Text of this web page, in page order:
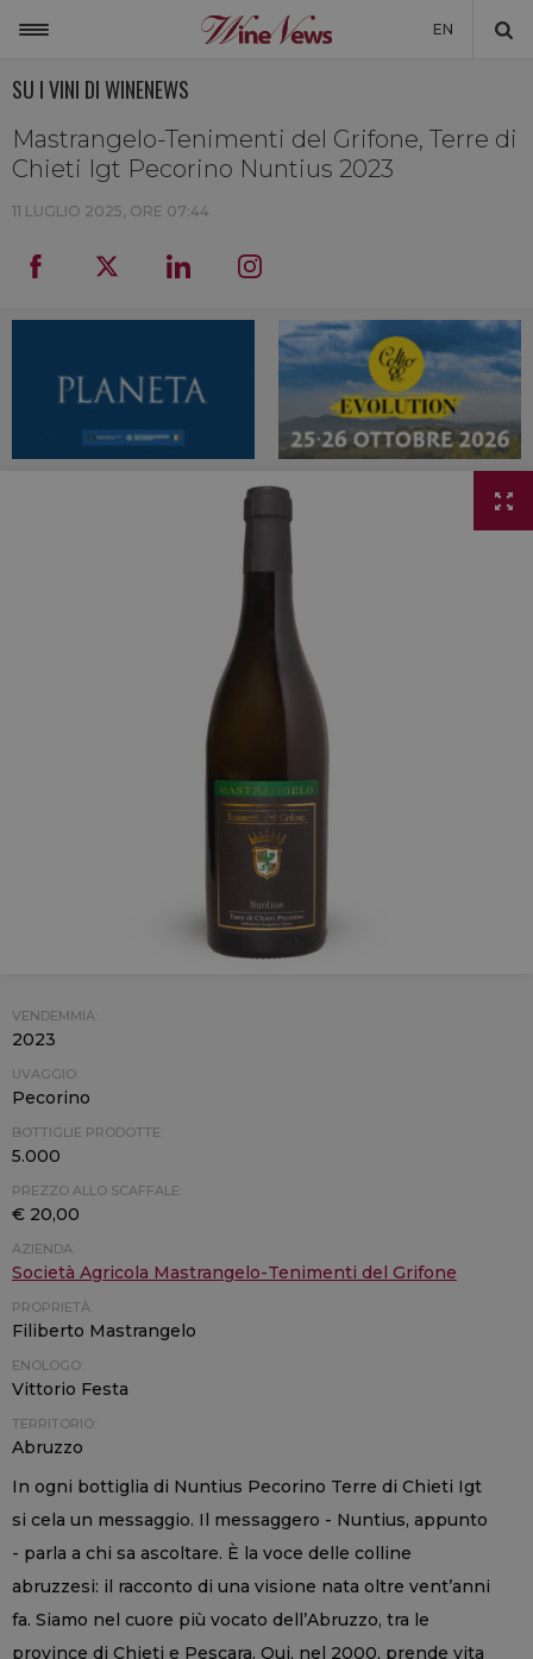
EN
MONDO
NON SOLO VINO
LA CANTINA DI WINENEWS
DICONO DI NOI
WINENEWS TV
SU I VINI DI WINENEWS
Mastrangelo-Tenimenti del Grifone, Terre di
Chieti Igt Pecorino Nuntius 2023
11 LUGLIO 2025, ORE 07:44
VENDEMMIA:
2023
UVAGGIO:
Pecorino
BOTTIGLIE PRODOTTE:
5.000
PREZZO ALLO SCAFFALE:
€ 20,00
AZIENDA:
Società Agricola Mastrangelo-Tenimenti del Grifone
PROPRIETÀ:
Filiberto Mastrangelo
ENOLOGO:
Vittorio Festa
TERRITORIO:
Abruzzo
In ogni bottiglia di Nuntius Pecorino Terre di Chieti Igt
si cela un messaggio. Il messaggero - Nuntius, appunto
- parla a chi sa ascoltare. È la voce delle colline
abruzzesi: il racconto di una visione nata oltre vent’anni
fa. Siamo nel cuore più vocato dell’Abruzzo, tra le
province di Chieti e Pescara. Qui, nel 2000, prende vita